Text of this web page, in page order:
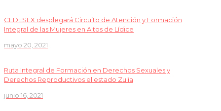
CEDESEX desplegará Circuito de Atención y Formación
Integral de las Mujeres en Altos de Lí­dice
mayo 20, 2021
Ruta Integral de Formación en Derechos Sexuales y
Derechos Reproductivos el estado Zulia
junio 16, 2021